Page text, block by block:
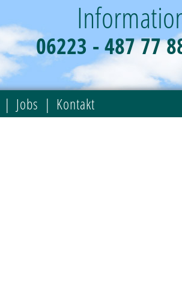
06223 - 487 77
Jobs Kontakt